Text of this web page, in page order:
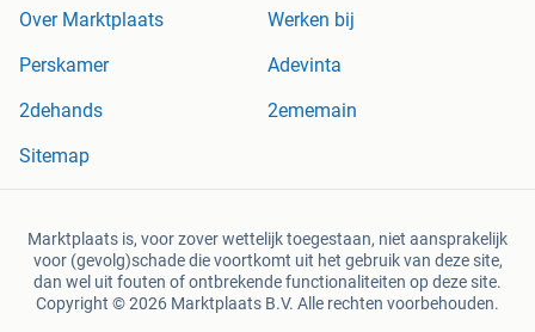
Over Marktplaats
Werken bij
Perskamer
Adevinta
2dehands
2ememain
Sitemap
Marktplaats is, voor zover wettelijk toegestaan, niet aansprakelijk
voor (gevolg)schade die voortkomt uit het gebruik van deze site,
dan wel uit fouten of ontbrekende functionaliteiten op deze site.
Copyright © 2026 Marktplaats B.V. Alle rechten voorbehouden.